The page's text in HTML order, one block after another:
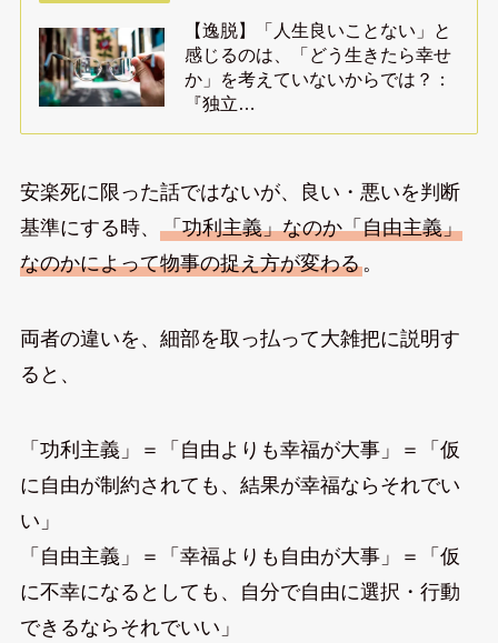
【逸脱】「人生良いことない」と
感じるのは、「どう生きたら幸せ
か」を考えていないからでは？：
『独立…
安楽死に限った話ではないが、良い・悪いを判断
基準にする時、 「功利主義」なのか「自由主義」
なのかによって物事の捉え方が変わる。
両者の違いを、細部を取っ払って大雑把に説明す
ると、
「功利主義」＝「自由よりも幸福が大事」＝「仮
に自由が制約されても、結果が幸福ならそれでい
い」
「自由主義」＝「幸福よりも自由が大事」＝「仮
に不幸になるとしても、自分で自由に選択・行動
できるならそれでいい」